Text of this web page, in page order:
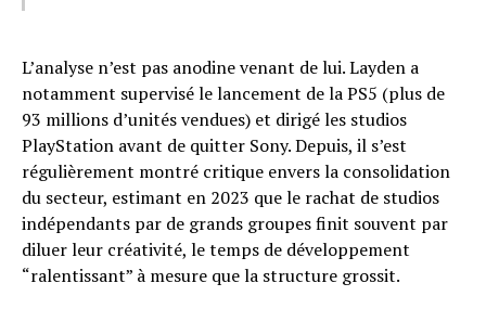
L’analyse n’est pas anodine venant de lui. Layden a
notamment supervisé le lancement de la PS5 (plus de
93 millions d’unités vendues) et dirigé les studios
PlayStation avant de quitter Sony. Depuis, il s’est
régulièrement montré critique envers la consolidation
du secteur, estimant en 2023 que le rachat de studios
indépendants par de grands groupes finit souvent par
diluer leur créativité, le temps de développement
“ralentissant” à mesure que la structure grossit.